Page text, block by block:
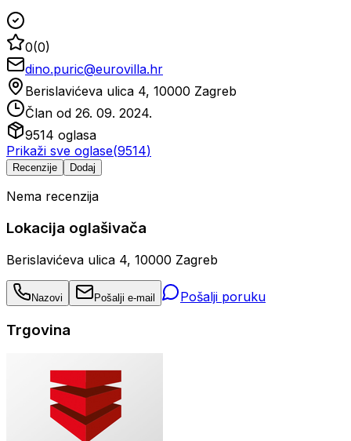
0(0)
dino.puric@eurovilla.hr
Berislavićeva ulica 4, 10000 Zagreb
Član od 26. 09. 2024.
9514 oglasa
Prikaži sve oglase(9514)
Recenzije Dodaj
Nema recenzija
Lokacija oglašivača
Berislavićeva ulica 4, 10000 Zagreb
Nazovi Pošalji e-mail Pošalji poruku
Trgovina